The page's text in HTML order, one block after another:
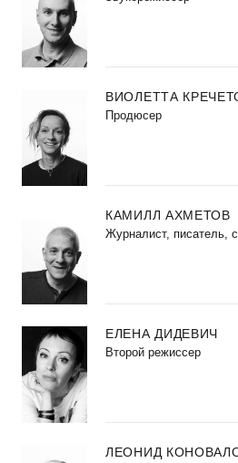
ВИОЛЕТТА
Продюсер
КАМИЛЛ АХМЕТОВ
Журналист, писатель,
ЕЛЕНА ДИДЕВИЧ
Второй режиссер
ЛЕОНИД